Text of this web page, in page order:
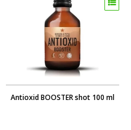
Antioxid BOOSTER shot 100 ml